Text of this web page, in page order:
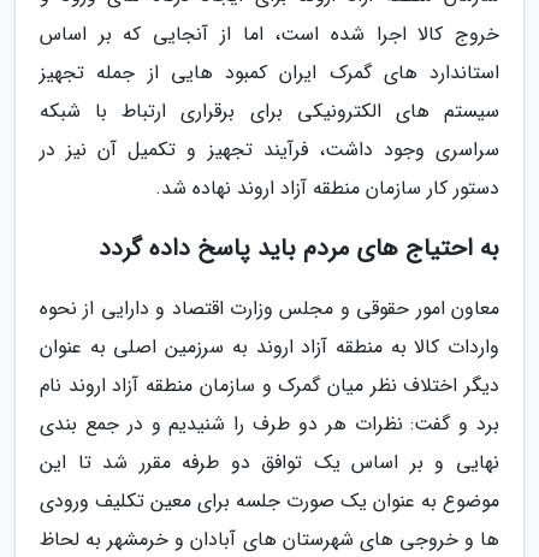
خروج کالا اجرا شده است، اما از آنجایی که بر اساس
استاندارد های گمرک ایران کمبود هایی از جمله تجهیز
سیستم های الکترونیکی برای برقراری ارتباط با شبکه
سراسری وجود داشت، فرآیند تجهیز و تکمیل آن نیز در
دستور کار سازمان منطقه آزاد اروند نهاده شد.
به احتیاج های مردم باید پاسخ داده گردد
معاون امور حقوقی و مجلس وزارت اقتصاد و دارایی از نحوه
واردات کالا به منطقه آزاد اروند به سرزمین اصلی به عنوان
دیگر اختلاف نظر میان گمرک و سازمان منطقه آزاد اروند نام
برد و گفت: نظرات هر دو طرف را شنیدیم و در جمع بندی
نهایی و بر اساس یک توافق دو طرفه مقرر شد تا این
موضوع به عنوان یک صورت جلسه برای معین تکلیف ورودی
ها و خروجی های شهرستان های آبادان و خرمشهر به لحاظ